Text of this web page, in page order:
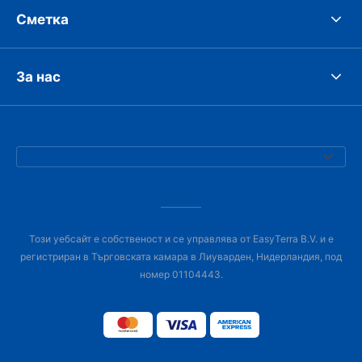
Сметка
За нас
Този уебсайт е собственост и се управлява от EasyTerra B.V. и е
регистриран в Търговската камара в Лиуварден, Нидерландия, под
номер 01104443.